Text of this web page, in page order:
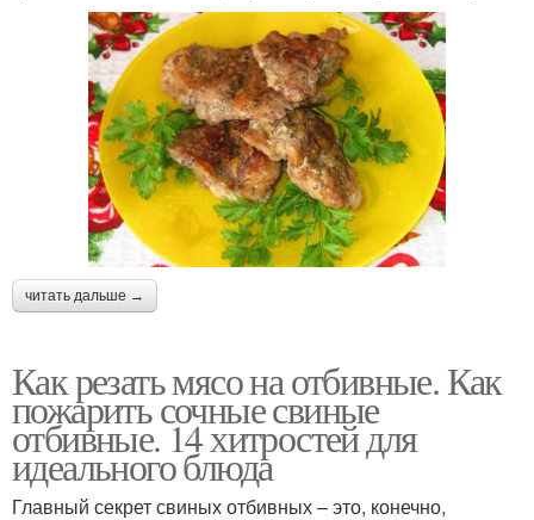
читать дальше →
Как резать мясо на отбивные. Как
пожарить сочные свиные
отбивные. 14 хитростей для
идеального блюда
Главный секрет свиных отбивных – это, конечно,